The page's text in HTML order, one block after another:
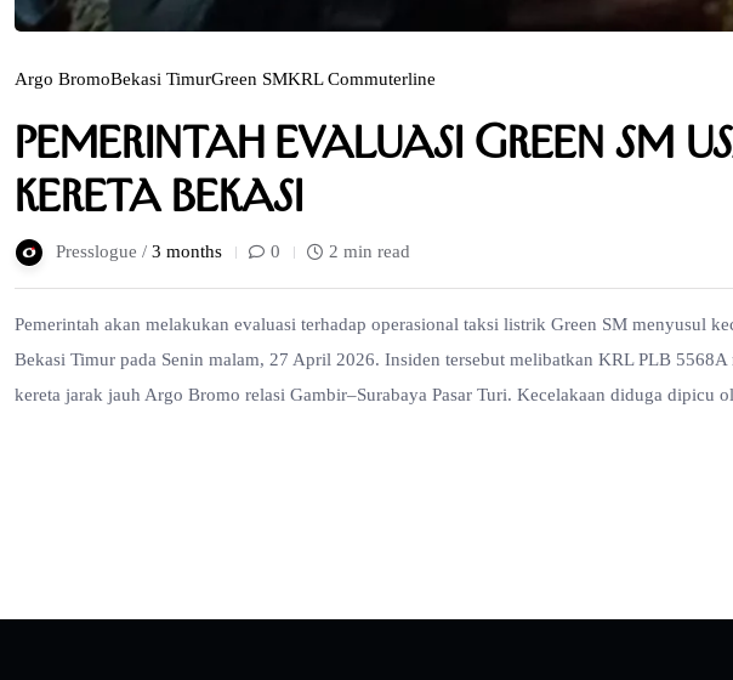
Argo BromoBekasi TimurGreen SMKRL Commuterline
Pemerintah Evaluasi Green SM
Kereta Bekasi
Presslogue / 3 months 0 2 min read
Pemerintah akan melakukan evaluasi terhadap operasional taksi listrik Green SM menyusul
Bekasi Timur pada Senin malam, 27 April 2026. Insiden tersebut melibatkan KRL PLB
kereta jarak jauh Argo Bromo relasi Gambir–Surabaya Pasar Turi. Kecelakaan diduga dipicu